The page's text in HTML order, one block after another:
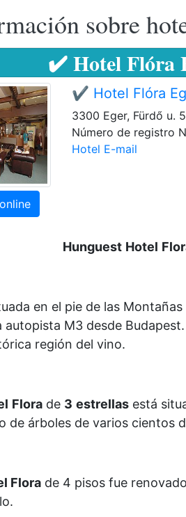
sobre
✔️ Hotel Flóra
✔️ Hotel Flóra
3300 Eger, Fürdő u.
Número de registro
Hotel E-mail
Hunguest Hotel
en el pie de las Montañas
M3 desde
región del vino.
Flora de 3 estrellas está
de árboles de varios cientos
Flora de 4 pisos fue